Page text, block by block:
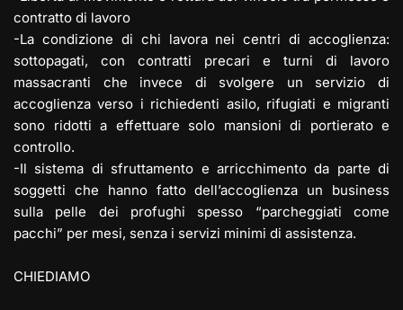
contratto di lavoro
-La condizione di chi lavora nei centri di accoglienza:
sottopagati, con contratti precari e turni di lavoro
massacranti che invece di svolgere un servizio di
accoglienza verso i richiedenti asilo, rifugiati e migranti
sono ridotti a effettuare solo mansioni di portierato e
controllo.
-Il sistema di sfruttamento e arricchimento da parte di
soggetti che hanno fatto dell’accoglienza un business
sulla pelle dei profughi spesso “parcheggiati come
pacchi” per mesi, senza i servizi minimi di assistenza.
CHIEDIAMO